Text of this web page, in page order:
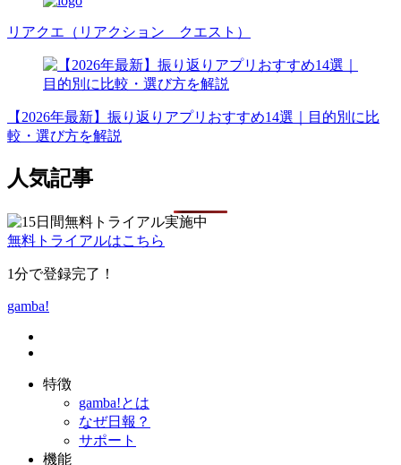
リアクエ（リアクション クエスト）
【2026年最新】振り返りアプリおすすめ14選｜目的別に比
較・選び方を解説
人気記事
無料トライアルはこちら
1分で登録完了！
gamba!
特徴
gamba!とは
なぜ日報？
サポート
機能